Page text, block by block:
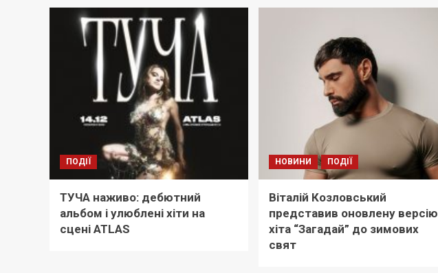
ПОДІЇ
ТУЧА наживо: дебютний
альбом і улюблені хіти на
сцені ATLAS
НОВИНИ ПОДІЇ
Віталій Козловський
представив оновлену версію
хіта “Загадай” до зимових
свят